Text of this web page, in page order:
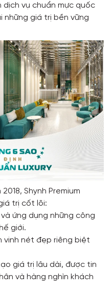
vụ chuẩn mực quốc
giá trị bền vững
Shynh Premium
trị cốt lõi:
ứng dụng những công
giới.
vinh nét đẹp riêng biệt
giá trị lâu dài, được tin
và hàng nghìn khách